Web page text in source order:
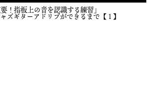
要！指板上の音を認識する練習」
ズギターアドリブができるまで【１】